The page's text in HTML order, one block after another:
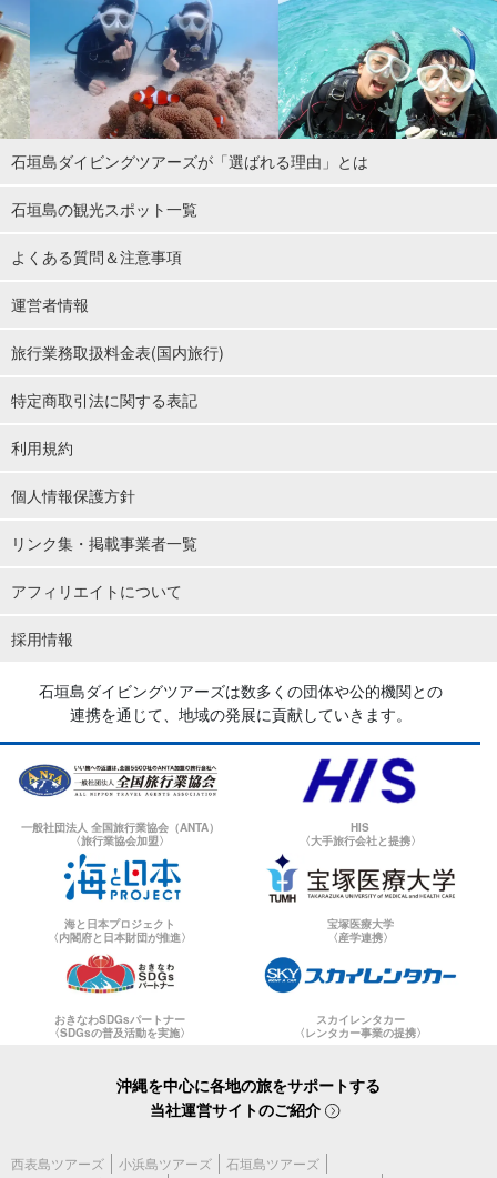
石垣島ダイビングツアーズが「選ばれる理由」とは
石垣島の観光スポット一覧
よくある質問＆注意事項
運営者情報
旅行業務取扱料金表(国内旅行)
特定商取引法に関する表記
利用規約
個人情報保護方針
リンク集・掲載事業者一覧
アフィリエイトについて
採用情報
石垣島ダイビングツアーズは数多くの団体や公的機関との
連携を通じて、地域の発展に貢献していきます。
一般社団法人 全国旅行業協会（ANTA）
〈旅行業協会加盟〉
HIS
〈大手旅行会社と提携〉
海と日本プロジェクト
〈内閣府と日本財団が推進〉
宝塚医療大学
〈産学連携〉
おきなわSDGsパートナー
〈SDGsの普及活動を実施〉
スカイレンタカー
〈レンタカー事業の提携〉
沖縄を中心に各地の旅をサポートする
当社運営サイトのご紹介
西表島ツアーズ 小浜島ツアーズ
石垣島ツアーズ